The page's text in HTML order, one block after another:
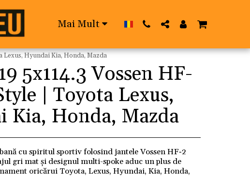
Mai Mult
Lexus, Hyundai Kia, Honda, Mazda
5x114.3 Vossen HF-
| Toyota Lexus,
Kia, Honda, Mazda
cu spiritul sportiv folosind jantele Vossen HF‑2
gri mat și designul multi-spoke aduc un plus de
oricărui Toyota, Lexus, Hyundai, Kia, Honda,